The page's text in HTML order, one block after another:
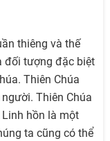
thiêng và thế
đối tượng đặc biệt
Thiên Chúa
Thiên Chúa
hồn là một
ta cũng có thể